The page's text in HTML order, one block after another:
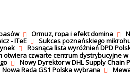
Ormuz, ropa i efekt domina
- ITeE Sukces poznańskiego
Rosnąca lista wyróżnień DPD
otwiera czwarte centrum dystrybucyjne w
Nowy Dyrektor w DHL Supply Chain
Nowa Rada GS1 Polska wybrana